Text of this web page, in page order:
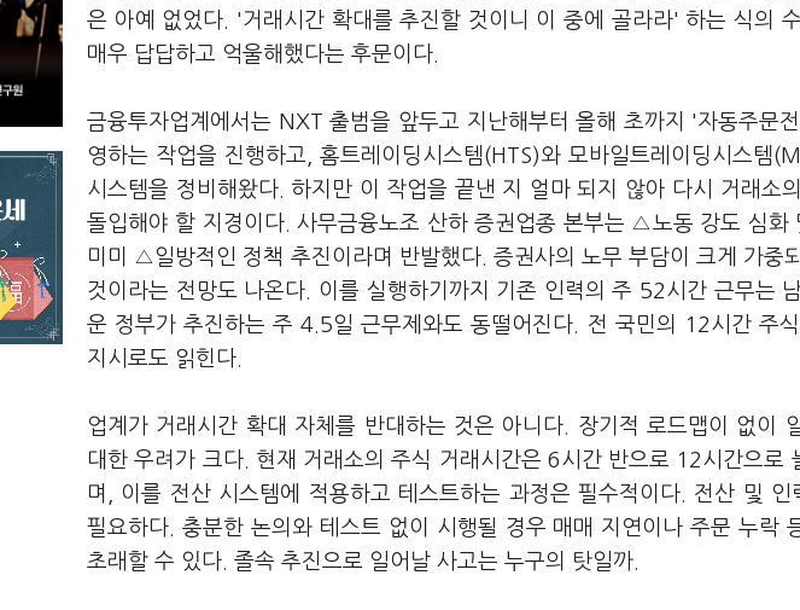
은 아예 없었다. '거래시간 확대를 추진할 것이니 이 중에 골라라' 하는 식의
매우 답답하고 억울해했다는 후문이다.
금융투자업계에서는 NXT 출범을 앞두고 지난해부터 올해 초까지 '자동주문
영하는 작업을 진행하고, 홈트레이딩시스템(HTS)와 모바일트레이딩시스템
시스템을 정비해왔다. 하지만 이 작업을 끝낸 지 얼마 되지 않아 다시 거래소
돌입해야 할 지경이다. 사무금융노조 산하 증권업종 본부는 △노동 강도 심
미미 △일방적인 정책 추진이라며 반발했다. 증권사의 노무 부담이 크게 가중
것이라는 전망도 나온다. 이를 실행하기까지 기존 인력의 주 52시간 근무는
운 정부가 추진하는 주 4.5일 근무제와도 동떨어진다. 전 국민의 12시간 주
지시로도 읽힌다.
업계가 거래시간 확대 자체를 반대하는 것은 아니다. 장기적 로드맵이 없이
대한 우려가 크다. 현재 거래소의 주식 거래시간은 6시간 반으로 12시간으로
며, 이를 전산 시스템에 적용하고 테스트하는 과정은 필수적이다. 전산 및 인
필요하다. 충분한 논의와 테스트 없이 시행될 경우 매매 지연이나 주문 누락
초래할 수 있다. 졸속 추진으로 일어날 사고는 누구의 탓일까.